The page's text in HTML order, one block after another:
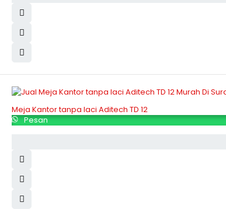
Meja Kantor tanpa laci Aditech TD 12
Pesan